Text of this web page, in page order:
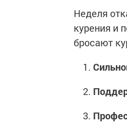
Неделя
курения и
бросают